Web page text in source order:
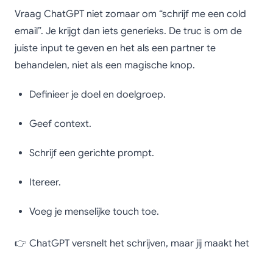
Vraag ChatGPT niet zomaar om “schrijf me een cold
email”. Je krijgt dan iets generieks. De truc is om de
juiste input te geven en het als een partner te
behandelen, niet als een magische knop.
Definieer je doel en doelgroep.
Geef context.
Schrijf een gerichte prompt.
Itereer.
Voeg je menselijke touch toe.
👉 ChatGPT versnelt het schrijven, maar jij maakt het